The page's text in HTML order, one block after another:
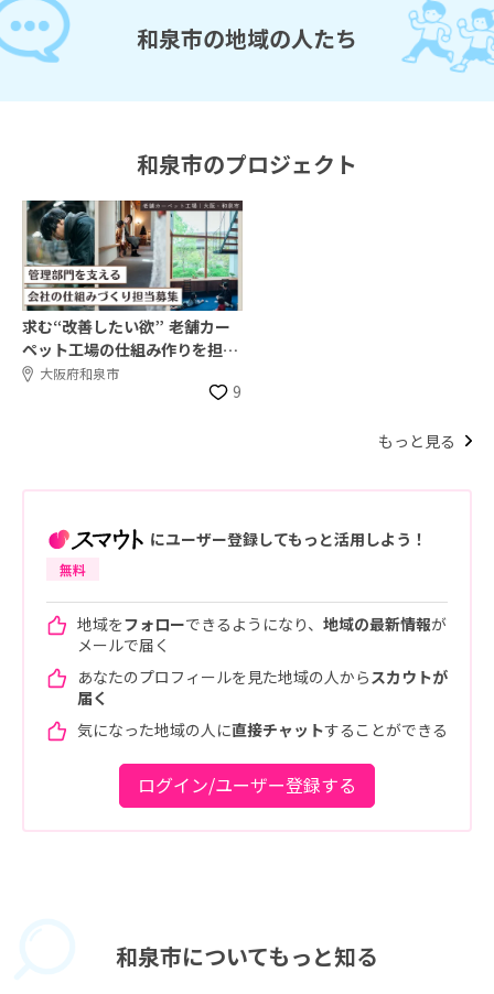
和泉市の地域の人たち
和泉市のプロジェクト
求む“改善したい欲” 老舗カー
ペット工場の仕組み作りを担う
仲間募集！
大阪府和泉市
9
もっと見る
にユーザー登録してもっと活用しよう！
無料
地域をフォローできるようになり、 地域の最新情報が
メールで届く
あなたのプロフィールを見た地域の人から スカウトが
届く
気になった地域の人に直接チャットすることができる
ログイン/ユーザー登録する
和泉市についてもっと知る